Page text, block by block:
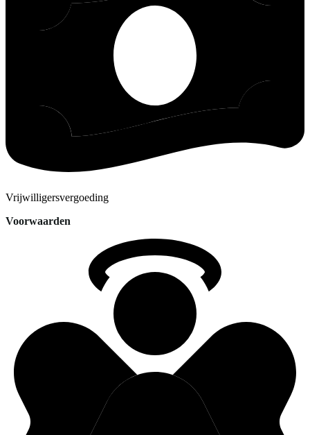
Vrijwilligersvergoeding
Voorwaarden